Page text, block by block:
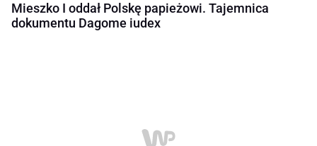
Mieszko I oddał Polskę papieżowi. Tajemnica
dokumentu Dagome iudex